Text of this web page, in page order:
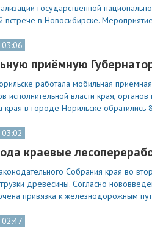
государственной
встрече в Новосибирске.
03:06
приёмную
работала мобильная
исполнительной власти края,
края в городе Норильске обратились
03:02
краевые
Собрания края во
древесины. Согласно
привязка к железнодорожным
02:47